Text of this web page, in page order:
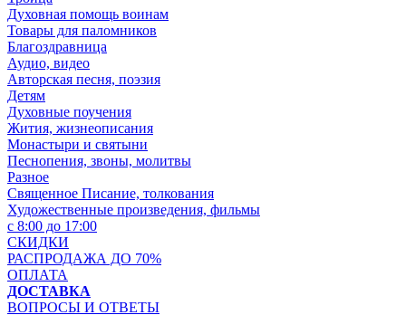
Духовная помощь воинам
Товары для паломников
Благоздравница
Аудио, видео
Авторская песня, поэзия
Детям
Духовные поучения
Жития, жизнеописания
Монастыри и святыни
Песнопения, звоны, молитвы
Разное
Священное Писание, толкования
Художественные произведения, фильмы
с 8:00 до 17:00
СКИДКИ
РАСПРОДАЖА ДО 70%
ОПЛАТА
ДОСТАВКА
ВОПРОСЫ И ОТВЕТЫ